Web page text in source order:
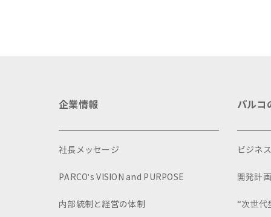
企業情報
社長メッセージ
PARCO's VISION and PURPOSE
内部統制と経営の体制
パルコ
ビジネ
開発計画
“次世代